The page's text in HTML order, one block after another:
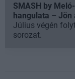
SMASH by
hangulata – Jön
Július végén
sorozat.